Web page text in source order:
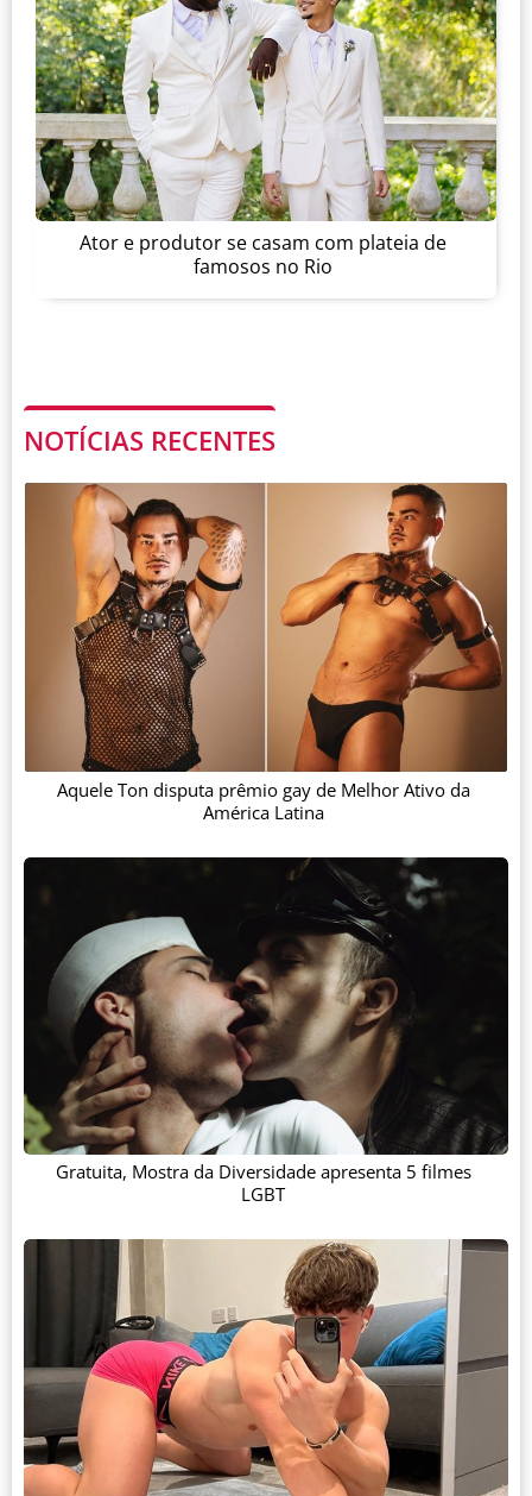
Ator e produtor se casam com plateia de
famosos no Rio
NOTÍCIAS RECENTES
Aquele Ton disputa prêmio gay de Melhor Ativo da
América Latina
Gratuita, Mostra da Diversidade apresenta 5 filmes
LGBT